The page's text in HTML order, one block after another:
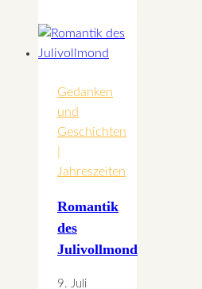
Lichtsamen
für
Gedanken
und
Geschichten
Jahreszeiten
Romantik
des
Julivollmond
9. Juli